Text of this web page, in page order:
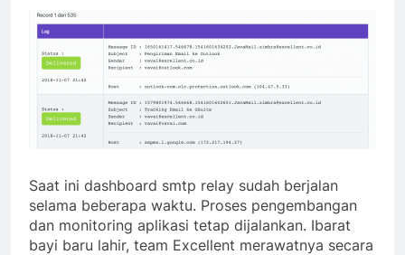
Saat ini dashboard smtp relay sudah berjalan
selama beberapa waktu. Proses pengembangan
dan monitoring aplikasi tetap dijalankan. Ibarat
bayi baru lahir, team Excellent merawatnya secara